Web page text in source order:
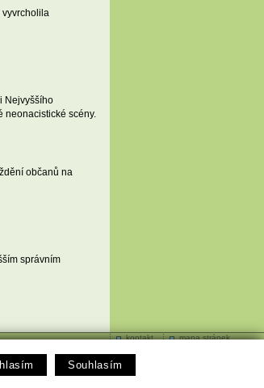
Souhlasím
vyvrcholila
Nejvyššího
neonacistické scény.
občanů na
správním
kontakt mapa stránek